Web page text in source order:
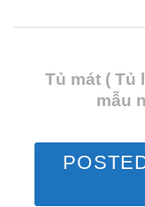
Tủ mát ( Tủ
mẫu